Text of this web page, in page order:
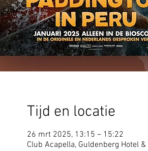
Tijd en locatie
26 mrt 2025, 13:15 – 15:22
Club Acapella, Guldenberg Hotel